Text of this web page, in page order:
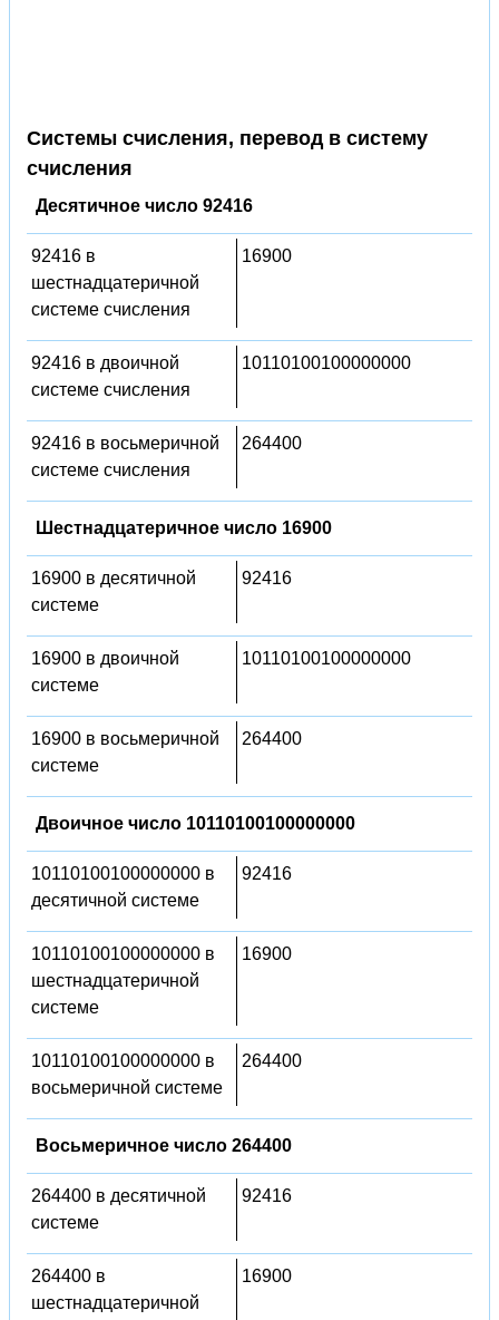
Системы счисления, перевод в систему
счисления
Десятичное число 92416
92416 в
шестнадцатеричной
системе счисления
16900
92416 в двоичной
системе счисления
10110100100000000
92416 в восьмеричной
системе счисления
264400
Шестнадцатеричное число 16900
16900 в десятичной
системе
92416
16900 в двоичной
системе
10110100100000000
16900 в восьмеричной
системе
264400
Двоичное число 10110100100000000
10110100100000000 в
десятичной системе
92416
10110100100000000 в
шестнадцатеричной
системе
16900
10110100100000000 в
восьмеричной системе
264400
Восьмеричное число 264400
264400 в десятичной
системе
92416
264400 в
шестнадцатеричной
16900